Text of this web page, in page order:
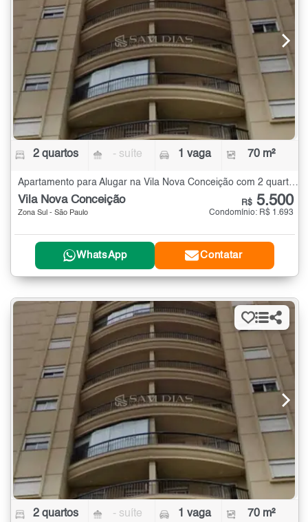
2 quartos - suíte 1 vaga 70 m²
Vila Nova Conceição
Zona Sul - São Paulo
R$ 5.500
Condomínio: R$ 1.693
WhatsApp Contatar
2 quartos - suíte 1 vaga 70 m²